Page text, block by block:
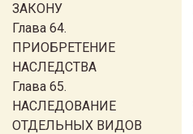
ЗАКОНУ
Глава 64.
ПРИОБРЕТЕНИЕ
НАСЛЕДСТВА
Глава 65.
НАСЛЕДОВАНИЕ
ОТДЕЛЬНЫХ ВИДОВ